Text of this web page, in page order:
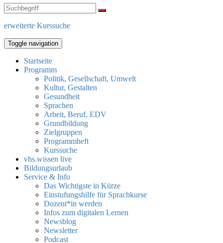
erweiterte Kurssuche
Toggle navigation
Startseite
Programm
Politik, Gesellschaft, Umwelt
Kultur, Gestalten
Gesundheit
Sprachen
Arbeit, Beruf, EDV
Grundbildung
Zielgruppen
Programmheft
Kurssuche
vhs.wissen live
Bildungsurlaub
Service & Info
Das Wichtigste in Kürze
Einstufungshilfe für Sprachkurse
Dozent*in werden
Infos zum digitalen Lernen
Newsblog
Newsletter
Podcast